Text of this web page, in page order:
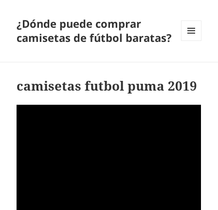
¿Dónde puede comprar
camisetas de fútbol baratas?
camisetas futbol puma 2019